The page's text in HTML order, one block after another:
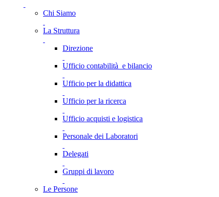
Chi Siamo
La Struttura
Direzione
Ufficio contabilità e bilancio
Ufficio per la didattica
Ufficio per la ricerca
Ufficio acquisti e logistica
Personale dei Laboratori
Delegati
Gruppi di lavoro
Le Persone